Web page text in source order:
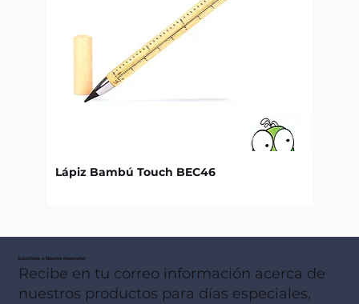
Lápiz Bambú Touch BEC46
Suscribete a Nuestro Newsletter
Recibe en tu correo información acerca de
nuestros productos para días especiales,